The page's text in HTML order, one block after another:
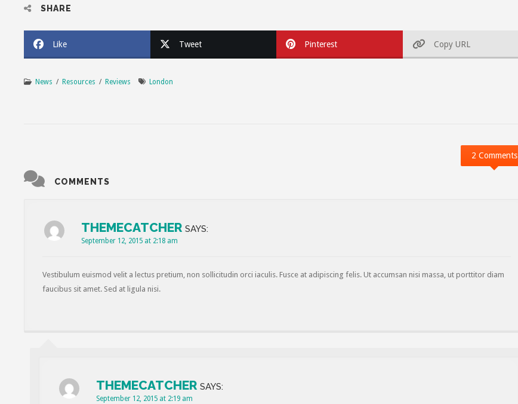
SHARE
Like Tweet Pinterest Copy URL
News / Resources / Reviews London
2 Comments
COMMENTS
THEMECATCHER SAYS:
September 12, 2015 at 2:18 am
Vestibulum euismod velit a lectus pretium, non sollicitudin orci iaculis. Fusce at adipiscing felis. Ut accumsan nisi massa, ut porttitor diam
faucibus sit amet. Sed at ligula nisi.
THEMECATCHER SAYS:
September 12, 2015 at 2:19 am